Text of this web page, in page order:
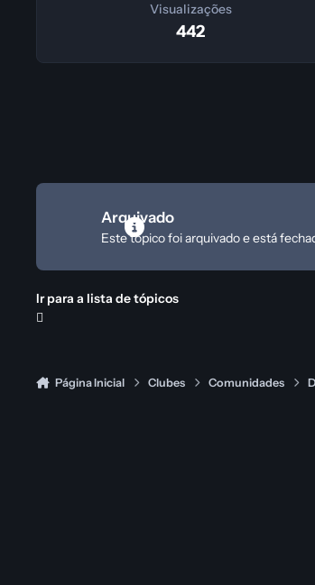
Visualizações
442
Arquivado
Este tópico foi arquivado e está
Ir para a lista de tópicos
Página Inicial Clubes Comunidades